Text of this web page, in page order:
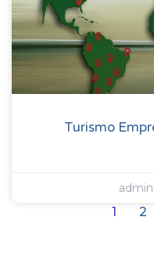
Turismo
admin
1 2